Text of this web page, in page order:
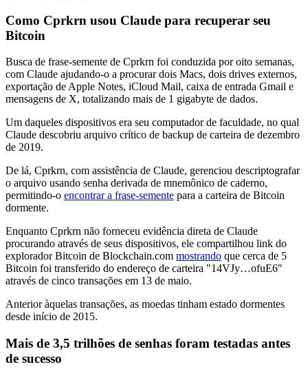
Como Cprkrn usou Claude para recuperar seu
Bitcoin
Busca de frase-semente de Cprkrn foi conduzida por oito semanas,
com Claude ajudando-o a procurar dois Macs, dois drives externos,
exportação de Apple Notes, iCloud Mail, caixa de entrada Gmail e
mensagens de X, totalizando mais de 1 gigabyte de dados.
Um daqueles dispositivos era seu computador de faculdade, no qual
Claude descobriu arquivo crítico de backup de carteira de dezembro
de 2019.
De lá, Cprkrn, com assistência de Claude, gerenciou descriptografar
o arquivo usando senha derivada de mnemônico de caderno,
permitindo-o encontrar a frase-semente para a carteira de Bitcoin
dormente.
Enquanto Cprkrn não forneceu evidência direta de Claude
procurando através de seus dispositivos, ele compartilhou link do
explorador Bitcoin de Blockchain.com mostrando que cerca de 5
Bitcoin foi transferido do endereço de carteira "14VJy…ofuE6"
através de cinco transações em 13 de maio.
Anterior àquelas transações, as moedas tinham estado dormentes
desde início de 2015.
Mais de 3,5 trilhões de senhas foram testadas antes
de sucesso